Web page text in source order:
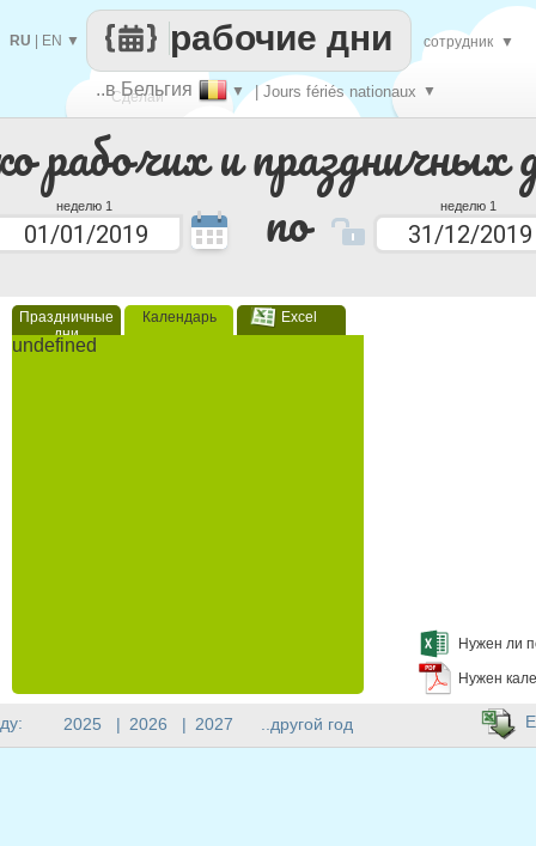
рабочих и праздничных
неделю 1 по неделю 1
Праздничные
дни
Календарь Excel
undefined
Нужен ли
Нужен
Сделай
каждый
..в Бельгия ▼ | Jours fériés nationaux ▼
рабочие дни
RU EN ▼ сотрудник ▼
2025 | 2026 | 2027 ..другой год